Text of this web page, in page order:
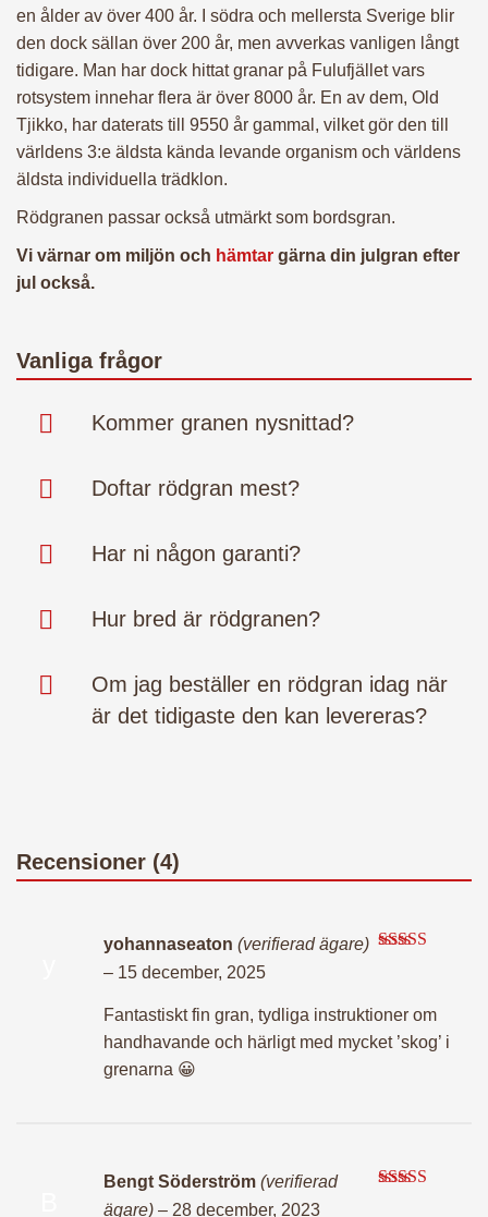
en ålder av över 400 år. I södra och mellersta Sverige blir
den dock sällan över 200 år, men avverkas vanligen långt
tidigare. Man har dock hittat granar på Fulufjället vars
rotsystem innehar flera är över 8000 år. En av dem, Old
Tjikko, har daterats till 9550 år gammal, vilket gör den till
världens 3:e äldsta kända levande organism och världens
äldsta individuella trädklon.
Rödgranen passar också utmärkt som bordsgran.
Vi värnar om miljön och hämtar gärna din julgran efter
jul också.
Vanliga frågor
Kommer granen nysnittad?
Doftar rödgran mest?
Har ni någon garanti?
Hur bred är rödgranen?
Om jag beställer en rödgran idag när
är det tidigaste den kan levereras?
Recensioner (4)
yohannaseaton (verifierad ägare)
– 15 december, 2025
Fantastiskt fin gran, tydliga instruktioner om
handhavande och härligt med mycket ’skog’ i
grenarna 😀
Bengt Söderström (verifierad
ägare) – 28 december, 2023